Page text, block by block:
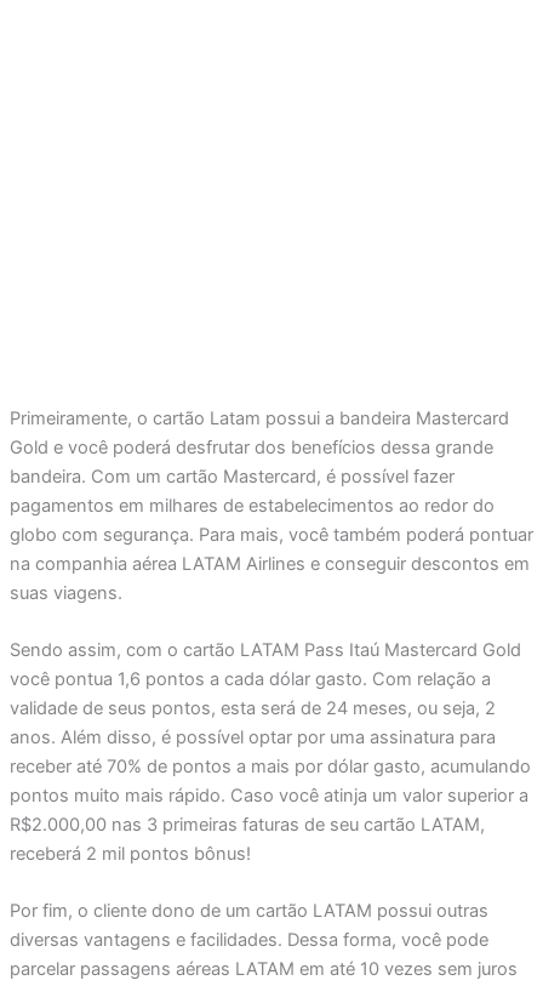
Primeiramente, o cartão Latam possui a bandeira Mastercard
Gold e você poderá desfrutar dos benefícios dessa grande
bandeira. Com um cartão Mastercard, é possível fazer
pagamentos em milhares de estabelecimentos ao redor do
globo com segurança. Para mais, você também poderá pontuar
na companhia aérea LATAM Airlines e conseguir descontos em
suas viagens.
Sendo assim, com o cartão LATAM Pass Itaú Mastercard Gold
você pontua 1,6 pontos a cada dólar gasto. Com relação a
validade de seus pontos, esta será de 24 meses, ou seja, 2
anos. Além disso, é possível optar por uma assinatura para
receber até 70% de pontos a mais por dólar gasto, acumulando
pontos muito mais rápido. Caso você atinja um valor superior a
R$2.000,00 nas 3 primeiras faturas de seu cartão LATAM,
receberá 2 mil pontos bônus!
Por fim, o cliente dono de um cartão LATAM possui outras
diversas vantagens e facilidades. Dessa forma, você pode
parcelar passagens aéreas LATAM em até 10 vezes sem juros